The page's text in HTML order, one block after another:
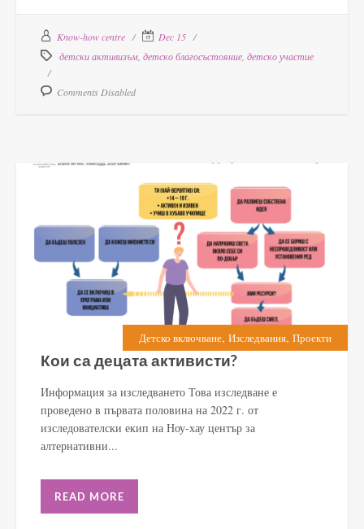
Know-how centre
Dec 15
детски активизъм детско благосъстояние детско участие
Comments Disabled
Детско включване, Изследвания, Проекти
Кои са децата активисти?
Информация за изследването Това изследване е
проведено в първата половина на 2022 г. от
изследователски екип на Ноу-хау център за
алтернативни...
READ MORE